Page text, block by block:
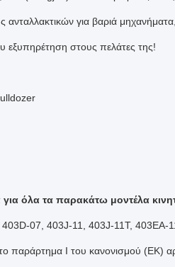
ανταλλακτικών για βαριά
εξυπηρέτηση στους πελάτες της!
όλα τα παρακάτω μοντέλα
07, 403J-11, 403J-11T, 403EA-
παράρτημα I του κανονισμού (ΕΚ)